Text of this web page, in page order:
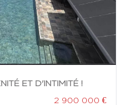
ET D'INTIMITÉ !
2 900 000 €